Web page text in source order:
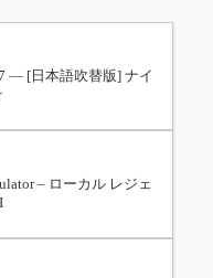
— [日本語吹替版] ナイ
– ローカル レジェ